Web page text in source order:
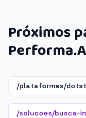
Próximos
/plataformas/
/solucoes/busca-